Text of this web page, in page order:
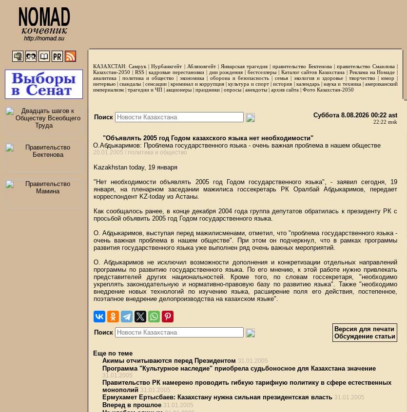
КАЗАХСТАН: Самрук |Нурбанкгейт | Аблязовгейт| Январская трагедия |правительство Бектенова| правительство Смаилова|
Казахстан-2050 | RSS|кадровые перестановки| дни рождения | бестселлеры| Каталог сайтов Казахстана | Реклама на Номаде |
аналитика | политика и общество | экономика | оборона и безопасность | семья | экология и здоровье | творчество | юмор |
интервью |скандалы | сенсации|криминал и коррупция|культура и спорт|история | календарь|наука и техника|американский
империализм | трагедии и ЧП | акционеры | праздники | опросы | анекдоты | архив сайта | Фото Казахстан-2050
Поиск Суббота 8.08.2026 00:22 ast
22:22 msk
"Объявлять 2005 год Годом казахского языка нет необходимости"
О.Абдыкаримов: Проблема государственного языка - очень важная проблема в нашем обществе
20.01.2005 / политика и общество
Kazakhstan today, 19 января
"Нет необходимости объявлять 2005 год Годом государственного языка", - заявил сегодня, 19
января, на пленарном заседании мажилиса госсекретарь РК Оралбай Абдыкаримов, передает
корреспондент KZ-today из Астаны.
Как сообщалось ранее, в конце декабря 2004 года группа депутатов обратилась к президенту РК с
просьбой объявить 2005 год Годом государственного языка.
О. Абдыкаримов, выступая перед мажилисменами, отметил, что "проблема государственного языка -
очень важная проблема в нашем обществе". При этом он подчеркнул, что в рамках программы
развития государственного языка уже выполнен ряд очень важных мероприятий.
О. Абдыкаримов не исключил возможности дополнения и конкретизации отдельных направлений
программы по развитию государственного языка. По его мнению, к этой работе нужно привлекать
представителей других национальностей. Кроме того, по словам госсекретаря, "необходимо
укреплять законодательную и нормативно-правовую базу по развитию языка". Также "необходимо
внедрение новых технологий по изучению языка, расширение поля его действия, постепенное,
поэтапное внедрение делопроизводства на казахском языке".
Поиск
Версия для печати
Обсуждение статьи
Еще по теме
Акимы отчитываются перед Президентом 31.01.2005
Программа "Культурное наследие" приобрела судьбоносное для Казахстана значение
31.01.2005
Правительство РК намерено проводить гибкую тарифную политику в сфере естественных
монополий 31.01.2005
Ермухамет Ертысбаев: Казахстану нужна сильная президентская власть 31.01.2005
Вперед в прошлое 31.01.2005